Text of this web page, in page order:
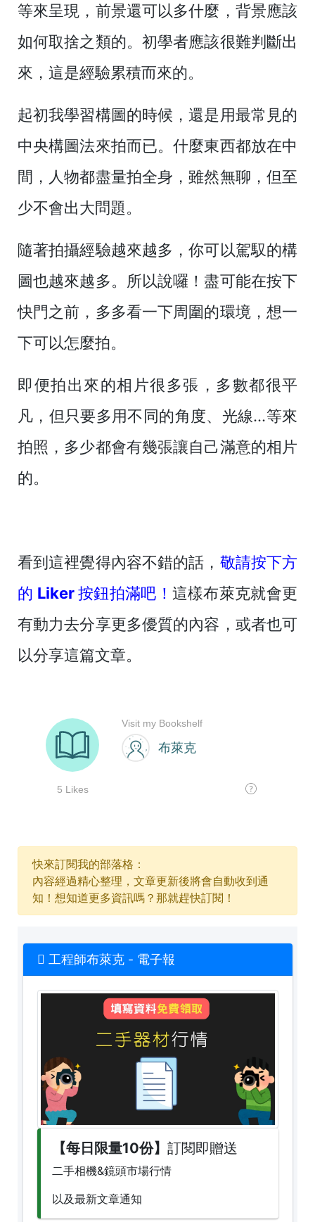
等來呈現，前景還可以多什麼，背景應該
如何取捨之類的。初學者應該很難判斷出
來，這是經驗累積而來的。
起初我學習構圖的時候，還是用最常見的
中央構圖法來拍而已。什麼東西都放在中
間，人物都盡量拍全身，雖然無聊，但至
少不會出大問題。
隨著拍攝經驗越來越多，你可以駕馭的構
圖也越來越多。所以說囉！盡可能在按下
快門之前，多多看一下周圍的環境，想一
下可以怎麼拍。
即便拍出來的相片很多張，多數都很平
凡，但只要多用不同的角度、光線...等來
拍照，多少都會有幾張讓自己滿意的相片
的。
看到這裡覺得內容不錯的話， 敬請按下方
的 Liker 按鈕拍滿吧！ 這樣布萊克就會更
有動力去分享更多優質的內容，或者也可
以分享這篇文章。
快來訂閱我的部落格：
內容經過精心整理，文章更新後將會自動收到通
知！想知道更多資訊嗎？那就趕快訂閱！